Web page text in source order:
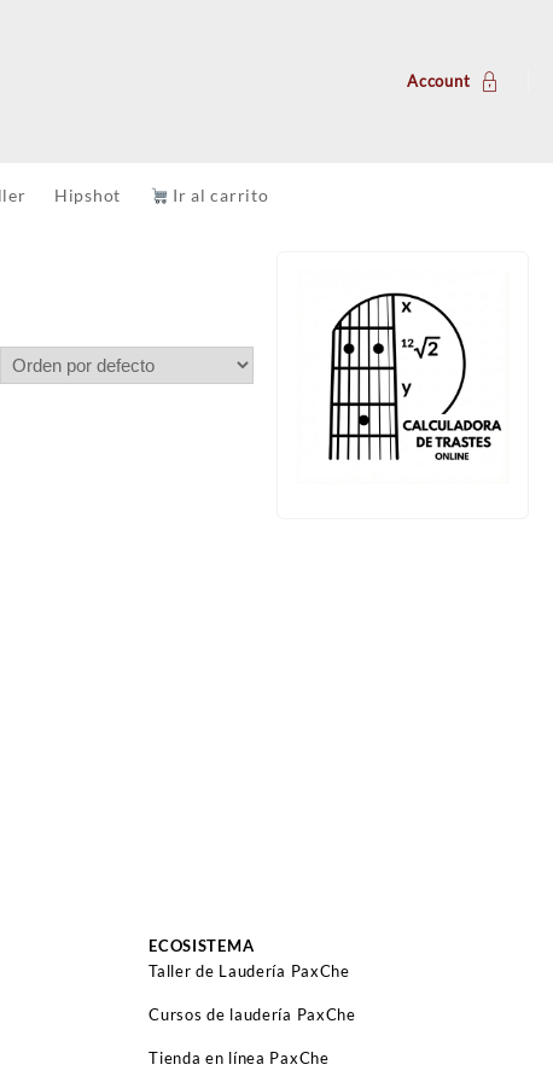
Account
Hipshot Ir al carrito
ECOSISTEMA
Taller de Laudería PaxChe
Cursos de laudería PaxChe
Tienda en línea PaxChe